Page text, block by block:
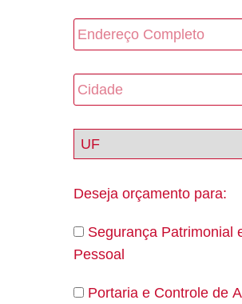
Deseja orçamento para:
Segurança Patrimonial
Pessoal
Portaria e Controle de